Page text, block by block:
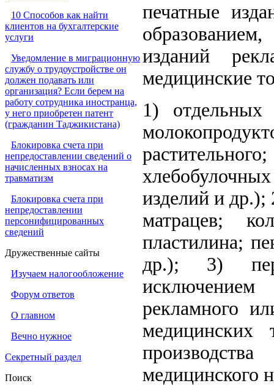
10 Способов как найти
клиентов на бухгалтерские
услуги
Уведомление в миграционную
службу о трудоустройстве он
должен подавать или
организация? Если берем на
работу сотрудника иностранца,
у него приобретен патент
(гражданин Таджикистана)
Блокировка счета при
непредоставлении сведений о
начисленных взносах на
травматизм
Блокировка счета при
непредоставлении
персонифицированных
сведений
Дружественные сайты
Изучаем налогообложение
Форум ответов
О главном
Вечно нужное
Секретный раздел
Поиск
печатные
изданий
медицинские
1) отдельных
изделий и др.);
матрацев;
пластилина;
др.); 3)
рекламного
медицинских
медицинского